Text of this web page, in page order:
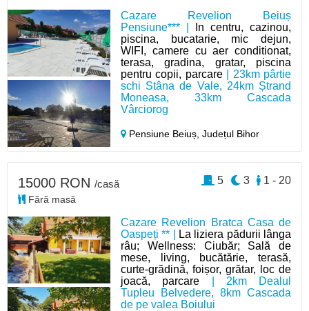
Cazare Revelion Beiuș
Pensiune*** |
In centru, cazinou,
piscina, bucatarie, mic dejun,
WIFI, camere cu aer conditionat,
terasa, gradina, gratar, piscina
pentru copii, parcare| 23km pârtie
schi Stâna de Vale, 24km Ștrand
Moneasa, 33km Cascada
Vârciorog
Pensiune Beiuș,Județul Bihor
Cazare Revelion Bratca Casa de
Oaspeți ** |
La liziera pădurii lânga
râu; Wellness: Ciubăr; Sală de
mese, living, bucătărie, terasă,
curte-grădină, foișor, grătar, loc de
joacă, parcare | 2km Dealul
Tupleu Belvedere, 8km Cascada
de pe valea Boiului
15000 RON /casă
Fără masă
1 - 20
3
5